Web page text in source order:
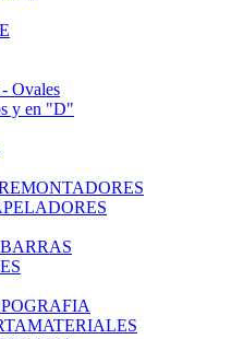
Ovales
y en "D"